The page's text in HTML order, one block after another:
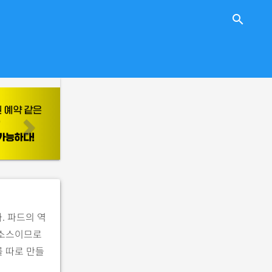
search
e
x
t
파드의 역
스이므로
따로 만들